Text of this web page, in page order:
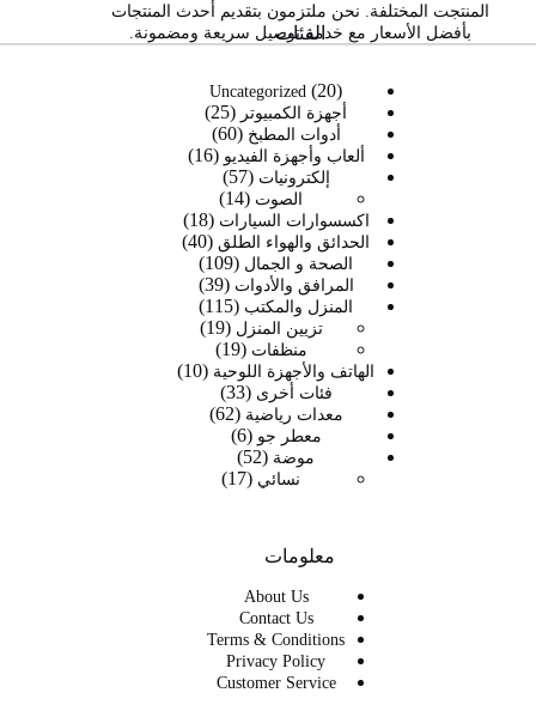
المنتجت المختلفة. نحن ملتزمون بتقديم أحدث المنتجات
بأفضل الأسعار مع خدمة توصيل سريعة ومضمونة.
الفئات
Uncategorized 20
20
منتج
أجهزة الكمبيوتر 25
25
منتج
أدوات المطبخ 60
60
منتج ألعاب وأجهزة الفيديو 16
16
إلكترونيات 57
57
منتج
الصوت 14
14
منتجاكسسوارات السيارات 18
18
منتج
الحدائق والهواء الطلق 40
40
الصحة و الجمال 109
109
منتجات
المرافق والأدوات 39
39
منتج
المنزل والمكتب 115
115
منتج
تزيين المنزل 19
19
منظفات 19
19
منتجالهاتف والأجهزة اللوحية 10
10
فئات أخرى 33
33
منتج
معدات رياضية 62
62
معطر جو 6
6
منتجات
موضة 52
52
منتج
نسائي 17
17
معلومات
About Us
Contact Us
Terms & Conditions
Privacy Policy
Customer Service